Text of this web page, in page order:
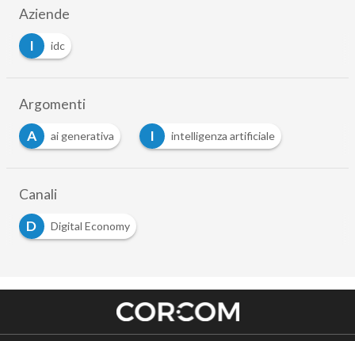
Aziende
I
idc
Argomenti
A
ai generativa I intelligenza artificiale
Canali
D
Digital Economy